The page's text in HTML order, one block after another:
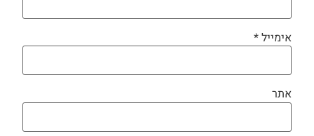
אימייל*
אתר